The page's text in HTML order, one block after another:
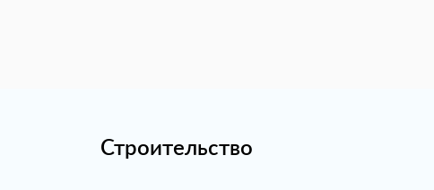
Строительство